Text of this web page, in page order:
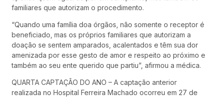
familiares que autorizam o procedimento.
“Quando uma família doa órgãos, não somente o receptor é
beneficiado, mas os próprios familiares que autorizam a
doação se sentem amparados, acalentados e têm sua dor
amenizada por esse gesto de amor e respeito ao próximo e
também ao seu ente querido que partiu”, afirmou a médica.
QUARTA CAPTAÇÃO DO ANO – A captação anterior
realizada no Hospital Ferreira Machado ocorreu em 27 de